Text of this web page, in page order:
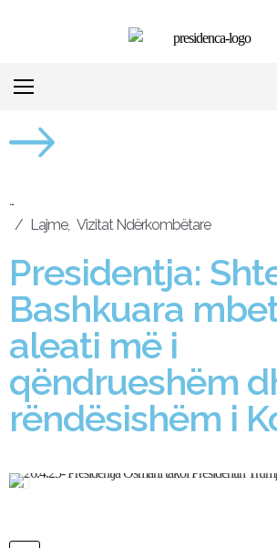
...
/ Lajme, Vizitat Ndërkombëtare
Presidentja:
Bashkuara
aleati më i
qëndrueshëm
rëndësishëm i